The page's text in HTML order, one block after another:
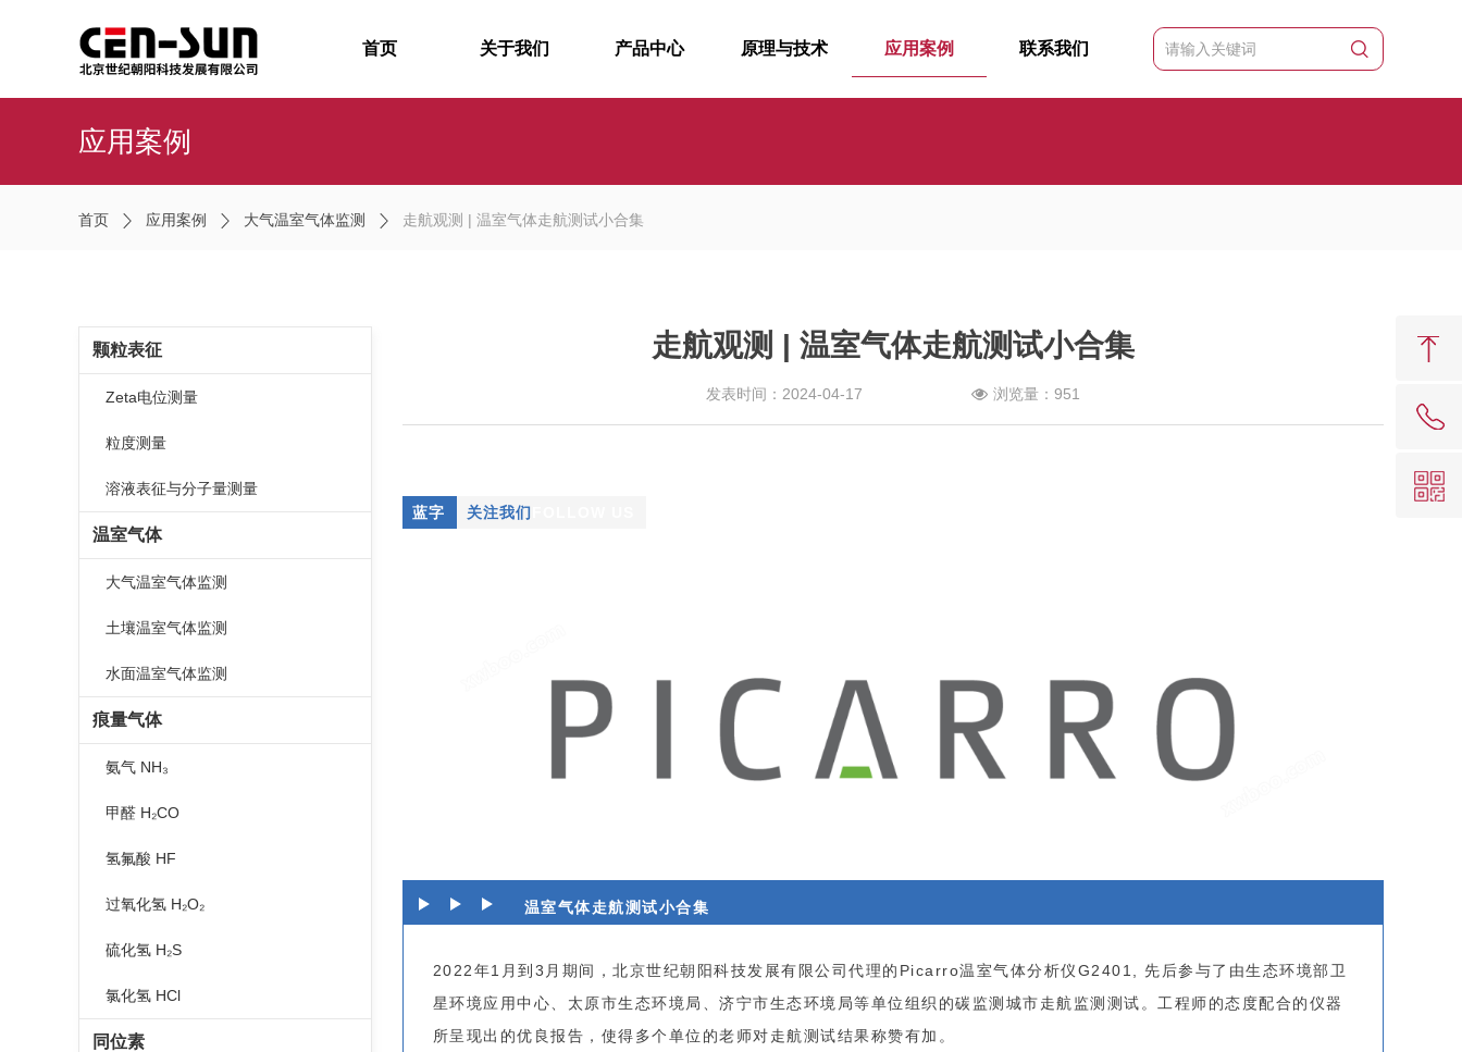
首页 关于我们 产品中心 原理与技术 应用案例 联系我们
应用案例
首页 应用案例 大气温室气体监测 走航观测 | 温室气体走航测试小合集
颗粒表征
Zeta电位测量
粒度测量
溶液表征与分子量测量
温室气体
大气温室气体监测
土壤温室气体监测
水面温室气体监测
痕量气体
氨气 NH₃
甲醛 H₂CO
氢氟酸 HF
过氧化氢 H₂O₂
硫化氢 H₂S
氯化氢 HCl
同位素
走航观测 | 温室气体走航测试小合集
发表时间：2024-04-17 浏览量：951
蓝字 关注我们
温室气体走航测试小合集
2022年1月到3月期间，北京世纪朝阳科技发展有限公司代理的Picarro温室气体分析仪G2401, 先后参与了由生态环境部卫
星环境应用中心、太原市生态环境局、济宁市生态环境局等单位组织的碳监测城市走航监测测试。工程师的态度配合的仪器
所呈现出的优良报告，使得多个单位的老师对走航测试结果称赞有加。
62081909